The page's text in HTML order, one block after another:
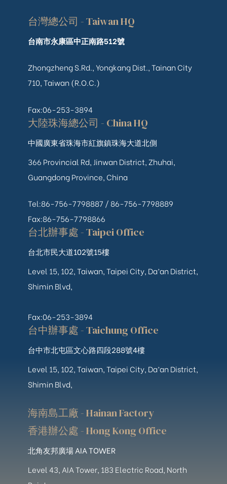
台灣總公司 - Taiwan HQ
台南市永康區中正南路512號
Zhongzheng S.Rd., Yongkang Dist., Tainan City
710, Taiwan (R.O.C.)
Fax:06-253-3894
大陸珠海總公司 - China HQ
中國廣東省珠海市紅旗鎮珠海大道北側
366 Provincial Rd, Jinwan District, Zhuhai,
Guangdong Province, China
Tel:86-756-7798887 / 86-756-7798889
Fax:86-756-7798866
台北辦事處 - Taipei Office
台北市民大道102號15樓
Level 15, 102, Taiwan, Taipei City, Da’an District,
Shimin Blvd,
Fax:06-253-3894
台中辦事處 - Taichung Office
台中市北屯區文心路四段288號4樓
Level 15, 102, Taiwan, Taipei City, Da’an District,
Shimin Blvd,
海南島工廠 - Hainan Factory
香港辦公處 - Hong Kong Office
北角友邦廣場 AIA TOWER
Level 43, AIA Tower, 183 Electric Road, North